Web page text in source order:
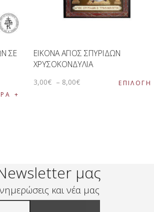
ΣΕ
ΕΙΚΟΝΑ ΑΓΙΟΣ ΣΠΥΡΙΔΩΝ
ΧΡΥΣΟΚΟΝΔΥΛΙΑ
3,00€ – 8,00€ ΕΠΙΛΟΓΉ
μας
και νέα μας